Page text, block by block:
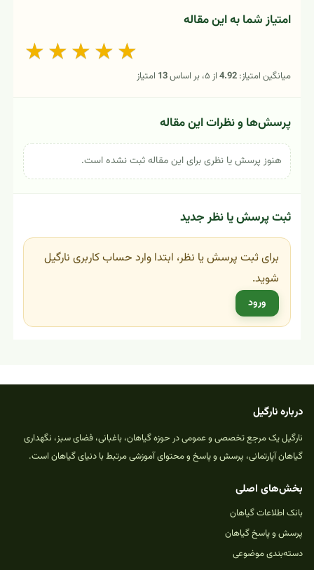
امتیاز شما به این مقاله
★ ★ ★ ★ ★
میانگین امتیاز: 4.92از ۵، بر اساس 13 امتیاز
پرسش‌ها و نظرات این مقاله
هنوز پرسش یا نظری برای این مقاله ثبت نشده است.
ثبت پرسش یا نظر جدید
برای ثبت پرسش یا نظر، ابتدا وارد حساب کاربری نارگیل
شوید.
ورود
درباره نارگیل
نارگیل یک مرجع تخصصی و عمومی در حوزه گیاهان، باغبانی، فضای سبز، نگهداری
گیاهان آپارتمانی، پرسش و پاسخ و محتوای آموزشی مرتبط با دنیای گیاهان است.
بخش‌های اصلی
بانک اطلاعات گیاهان
پرسش و پاسخ گیاهان
دسته‌بندی موضوعی